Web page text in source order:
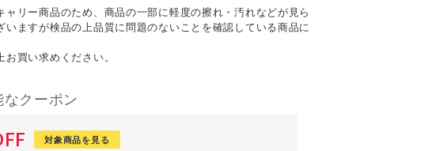
ャリー商品のため、商品の一部に軽度の擦れ・汚れなどが見ら
いますが検品の上品質に問題のないことを確認している商品に
お買い求めください。
クーポン
対象商品を見る